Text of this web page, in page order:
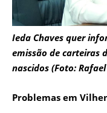
Ieda Chaves quer
emissão de carteiras
nascidos (Foto:
Problemas em